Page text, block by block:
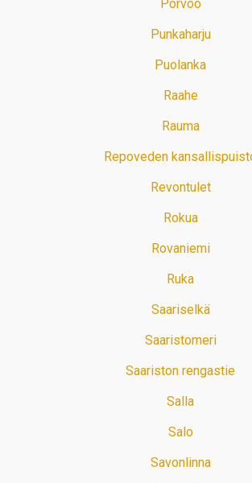
Porvoo
Punkaharju
Puolanka
Raahe
Rauma
Repoveden
Revontulet
Rokua
Rovaniemi
Ruka
Saariselkä
Saaristomeri
Saariston rengastie
Salla
Salo
Savonlinna